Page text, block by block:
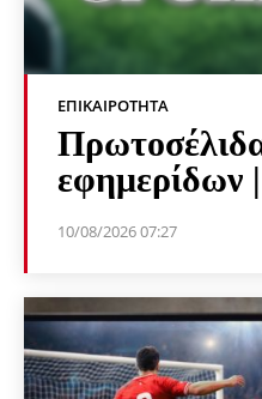
ΕΠΙΚΑΙΡΌΤΗΤΑ
εφημερίδων
10/08/2026 07:27